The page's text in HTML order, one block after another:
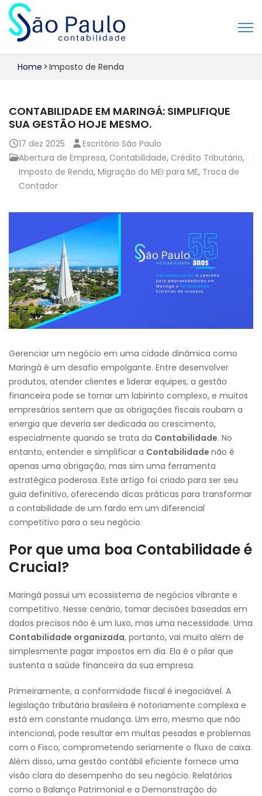
Home >Imposto de Renda
CONTABILIDADE EM MARINGÁ: SIMPLIFIQUE
SUA GESTÃO HOJE MESMO.
17 dez 2025
Escritório São Paulo
Abertura de Empresa, Contabilidade, Crédito Tributário,
Imposto de Renda, Migração do MEI para ME, Troca de
Contador
Gerenciar um negócio em uma cidade dinâmica como
Maringá é um desafio empolgante. Entre desenvolver
produtos, atender clientes e liderar equipes, a gestão
financeira pode se tornar um labirinto complexo, e muitos
empresários sentem que as obrigações fiscais roubam a
energia que deveria ser dedicada ao crescimento,
especialmente quando se trata da Contabilidade. No
entanto, entender e simplificar a Contabilidade não é
apenas uma obrigação, mas sim uma ferramenta
estratégica poderosa. Este artigo foi criado para ser seu
guia definitivo, oferecendo dicas práticas para transformar
a contabilidade de um fardo em um diferencial
competitivo para o seu negócio.
Por que uma boa Contabilidade é
Crucial?
Maringá possui um ecossistema de negócios vibrante e
competitivo. Nesse cenário, tomar decisões baseadas em
dados precisos não é um luxo, mas uma necessidade. Uma
Contabilidade organizada, portanto, vai muito além de
simplesmente pagar impostos em dia. Ela é o pilar que
sustenta a saúde financeira da sua empresa.
Primeiramente, a conformidade fiscal é inegociável. A
legislação tributária brasileira é notoriamente complexa e
está em constante mudança. Um erro, mesmo que não
intencional, pode resultar em multas pesadas e problemas
com o Fisco, comprometendo seriamente o fluxo de caixa.
Além disso, uma gestão contábil eficiente fornece uma
visão clara do desempenho do seu negócio. Relatórios
como o Balanço Patrimonial e a Demonstração do